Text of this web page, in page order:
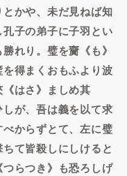
かや、未だ見ねば知
子の弟子に子羽とい
れり。璧を齎《も》
得まくおもふより波
はさ》ましめ其
しが、吾は義を以て求
からずとて、左に璧
て皆殺しにしけると
らつき》も恐ろしげ